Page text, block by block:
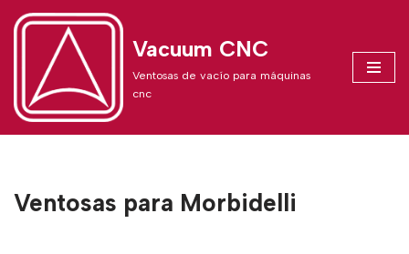
content
Vacuum CNC
Ventosas de vacío para máquinas
cnc
Ventosas para Morbidelli